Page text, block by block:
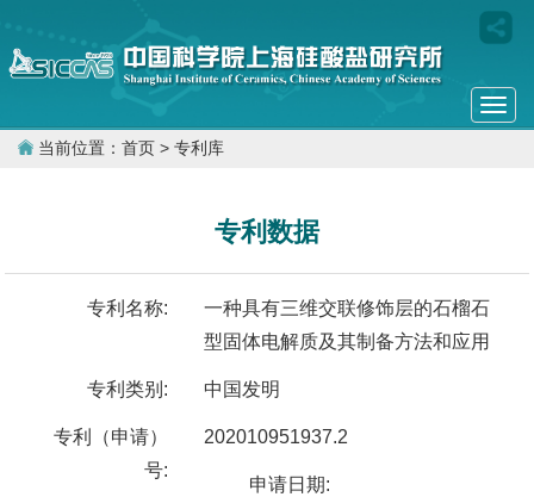
当前位置： 首页 > 专利库
专利数据
专利名称:
一种具有三维交联修饰层的石榴石
型固体电解质及其制备方法和应用
专利类别: 中国发明
专利（申请）
号:
202010951937.2
申请日期: